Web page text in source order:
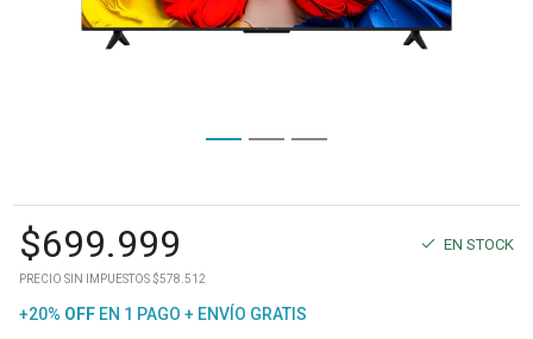
$699.999 EN STOCK
PRECIO SIN IMPUESTOS $578.512
+20% OFF EN 1 PAGO + ENVÍO GRATIS